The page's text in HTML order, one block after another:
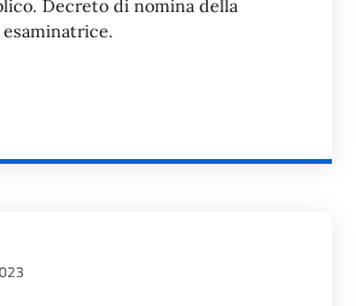
Decreto di nomina della